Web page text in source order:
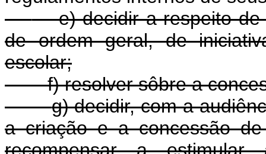
e) decidir a respeito de
de ordem geral, de
escolar;
f) resolver sôbre a
g) decidir, com a
a criação e a concessão